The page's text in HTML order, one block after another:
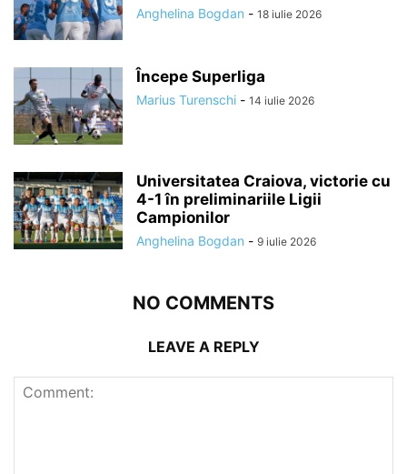
Anghelina Bogdan - 18 iulie 2026
Începe Superliga
Marius Turenschi - 14 iulie 2026
Universitatea Craiova, victorie cu
4-1 în preliminariile Ligii
Campionilor
Anghelina Bogdan - 9 iulie 2026
NO COMMENTS
LEAVE A REPLY